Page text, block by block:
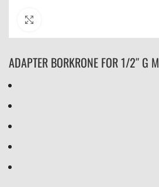
ADAPTER BORKRONE FOR 1/2″ G M